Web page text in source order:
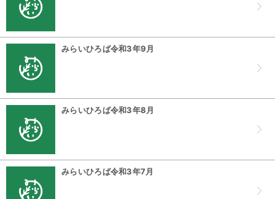
みらいひろば令和3年9月
みらいひろば令和3年8月
みらいひろば令和3年7月